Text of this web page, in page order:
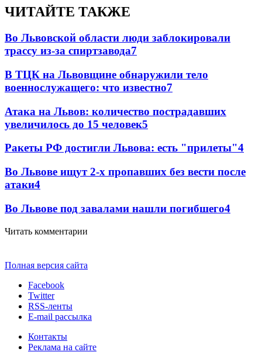
ЧИТАЙТЕ ТАКЖЕ
Во Львовской области люди заблокировали
трассу из-за спиртзавода7
В ТЦК на Львовщине обнаружили тело
военнослужащего: что известно7
Атака на Львов: количество пострадавших
увеличилось до 15 человек5
Ракеты РФ достигли Львова: есть "прилеты"4
Во Львове ищут 2-х пропавших без вести после
атаки4
Во Львове под завалами нашли погибшего4
Читать комментарии
Полная версия сайта
Facebook
Twitter
RSS-ленты
E-mail рассылка
Контакты
Реклама на сайте